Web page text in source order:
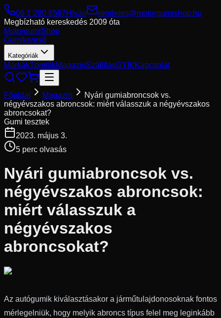
06 1 280 6567Hívás
rendeles@motorgumishop.hu
Megbízható kereskedés 2009 óta
MotorgumiShop
Gumikereső
Kategóriák
MárkákTömlőkMagazinSzállításGYIKKapcsolat
Főoldal Magazin
Nyári gumiabroncsok vs.
négyévszakos abroncsok: miért válasszuk a négyévszakos
abroncsokat?
Gumi tesztek
2023. május 3.
5 perc olvasás
Nyári gumiabroncsok vs.
négyévszakos abroncsok:
miért válasszuk a
négyévszakos
abroncsokat?
Az autógumik kiválasztásakor a járműtulajdonosoknak fontos
mérlegelniük, hogy melyik abroncs típus felel meg leginkább